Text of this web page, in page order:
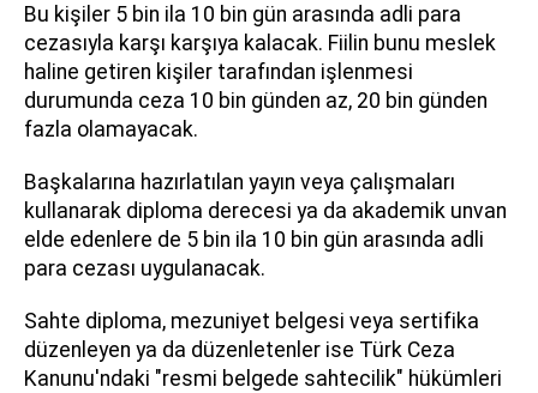
Bu kişiler 5 bin ila 10 bin gün arasında adli para
cezasıyla karşı karşıya kalacak. Fiilin bunu meslek
haline getiren kişiler tarafından işlenmesi
durumunda ceza 10 bin günden az, 20 bin günden
fazla olamayacak.
Başkalarına hazırlatılan yayın veya çalışmaları
kullanarak diploma derecesi ya da akademik unvan
elde edenlere de 5 bin ila 10 bin gün arasında adli
para cezası uygulanacak.
Sahte diploma, mezuniyet belgesi veya sertifika
düzenleyen ya da düzenletenler ise Türk Ceza
Kanunu'ndaki "resmi belgede sahtecilik" hükümleri